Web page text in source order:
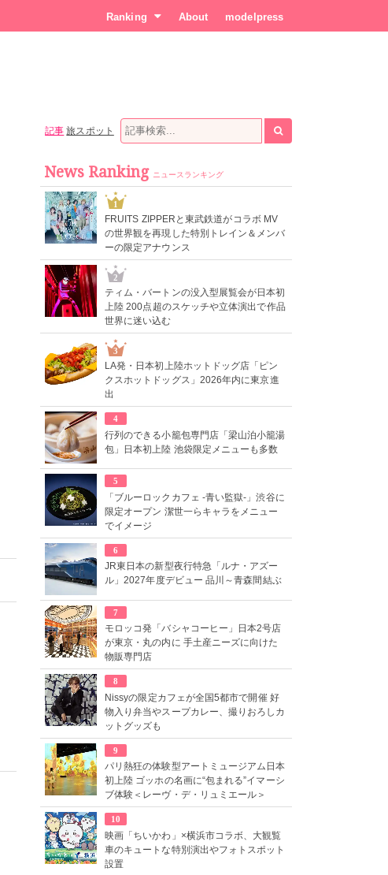
Ranking About modelpress
記事 旅スポット
News Ranking ニュースランキング
1
FRUITS ZIPPERと東武鉄道がコラボ MV
の世界観を再現した特別トレイン＆メンバ
ーの限定アナウンス
2
ティム・バートンの没入型展覧会が日本初
上陸 200点超のスケッチや立体演出で作品
世界に迷い込む
3
LA発・日本初上陸ホットドッグ店「ピン
クスホットドッグス」2026年内に東京進
出
4
行列のできる小籠包専門店「梁山泊小籠湯
包」日本初上陸 池袋限定メニューも多数
5
「ブルーロックカフェ -青い監獄-」渋谷に
限定オープン 潔世一らキャラをメニュー
でイメージ
6
JR東日本の新型夜行特急「ルナ・アズー
ル」2027年度デビュー 品川～青森間結ぶ
7
モロッコ発「バシャコーヒー」日本2号店
が東京・丸の内に 手土産ニーズに向けた
物販専門店
8
Nissyの限定カフェが全国5都市で開催 好
物入り弁当やスープカレー、撮りおろしカ
ットグッズも
9
パリ熱狂の体験型アートミュージアム日本
初上陸 ゴッホの名画に“包まれる”イマーシ
ブ体験＜レーヴ・デ・リュミエール＞
10
映画「ちいかわ」×横浜市コラボ、大観覧
車のキュートな特別演出やフォトスポット
設置